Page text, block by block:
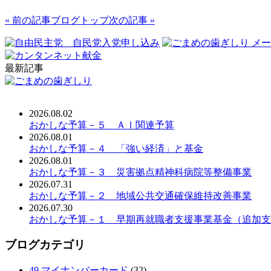
« 前の記事ブログトップ次の記事 »
最新記事
2026.08.02
おかしな予算－５ ＡＩ関連予算
2026.08.01
おかしな予算－４ 「強い経済」と基金
2026.08.01
おかしな予算－３ 災害拠点精神科病院等整備事業
2026.07.31
おかしな予算－２ 地域公共交通確保維持改善事業
2026.07.30
おかしな予算－１ 早期再就職者支援事業基金（追加
ブログカテゴリ